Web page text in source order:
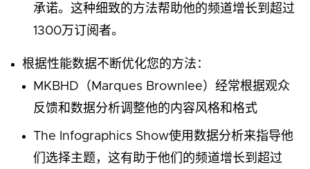
承诺。这种细致的方法帮助他的频道增长到超过
1300万订阅者。
根据性能数据不断优化您的方法：
MKBHD（Marques Brownlee）经常根据观众
反馈和数据分析调整他的内容风格和格式
The Infographics Show使用数据分析来指导他
们选择主题，这有助于他们的频道增长到超过